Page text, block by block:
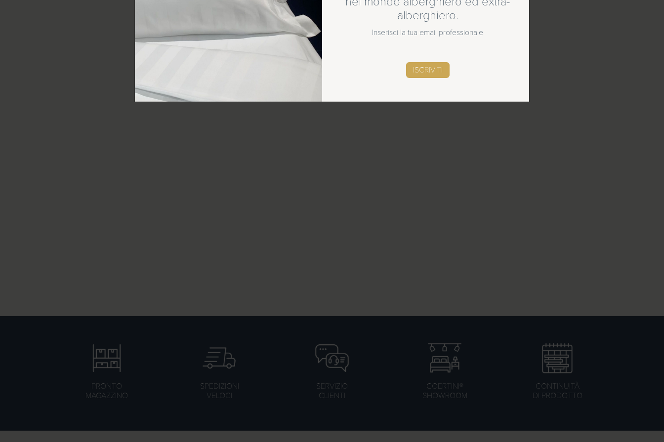
SCOPRI LE NOVITÀ
alberghiero.
Inserisci la tua email professionale
ISCRIVITI
PRONTO
MAGAZZINO
SPEDIZIONI
VELOCI
SERVIZIO
CLIENTI
COERTINI®
SHOWROOM
CONTINUITÀ
DI PRODOTTO